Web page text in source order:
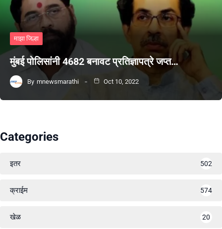
माझा जिल्हा
मुंबई पोलिसांनी 4682 बनावट प्रतिज्ञापत्रे जप्त…
By mnewsmarathi Oct 10, 2022
Categories
इतर 502
क्राईम 574
खेळ 20